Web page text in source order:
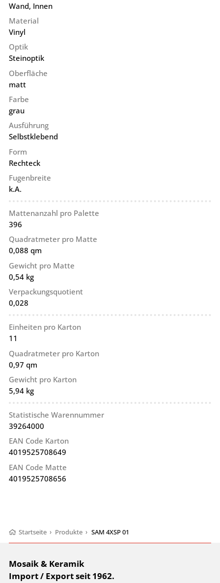
Wand, Innen
Material
Vinyl
Optik
Steinoptik
Oberfläche
matt
Farbe
grau
Ausführung
Selbstklebend
Form
Rechteck
Fugenbreite
k.A.
Mattenanzahl pro Palette
396
Quadratmeter pro Matte
0,088 qm
Gewicht pro Matte
0,54 kg
Verpackungsquotient
0,028
Einheiten pro Karton
11
Quadratmeter pro Karton
0,97 qm
Gewicht pro Karton
5,94 kg
Statistische Warennummer
39264000
EAN Code Karton
4019525708649
EAN Code Matte
4019525708656
Startseite › Produkte › SAM 4XSP 01
Mosaik & Keramik
Import / Export seit 1962.